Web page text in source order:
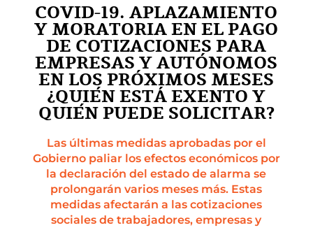
COVID-19. APLAZAMIENTO
Y MORATORIA EN EL PAGO
DE COTIZACIONES PARA
EMPRESAS Y AUTÓNOMOS
EN LOS PRÓXIMOS MESES
¿QUIÉN ESTÁ EXENTO Y
QUIÉN PUEDE SOLICITAR?
Las últimas medidas aprobadas por el
Gobierno paliar los efectos económicos por
la declaración del estado de alarma se
prolongarán varios meses más. Estas
medidas afectarán a las cotizaciones
sociales de trabajadores, empresas y